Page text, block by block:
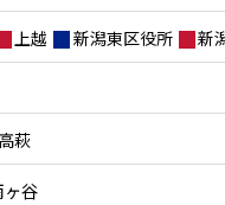
上越 新潟東区役所 新
高萩
ヶ谷